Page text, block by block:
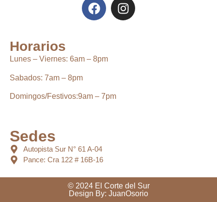
Horarios
Lunes – Viernes: 6am – 8pm
Sabados: 7am – 8pm
Domingos/Festivos:9am – 7pm
Sedes
Autopista Sur N° 61 A-04
Pance: Cra 122 # 16B-16
© 2024 El Corte del Sur
Design By: JuanOsorio